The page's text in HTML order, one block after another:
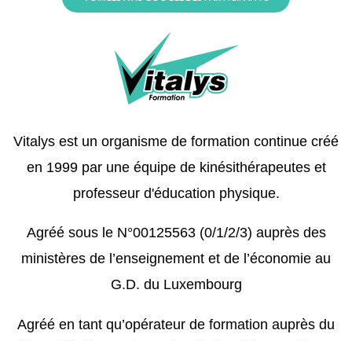
Vitalys est un organisme de formation continue créé
en 1999 par une équipe de kinésithérapeutes et
professeur d'éducation physique.
Agréé sous le N°00125563 (0/1/2/3) auprès des
ministères de l’enseignement et de l’économie au
G.D. du Luxembourg
Agréé en tant qu’opérateur de formation auprès du